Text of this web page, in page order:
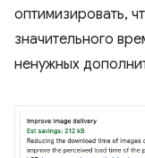
оптимизировать,
значительного
ненужных